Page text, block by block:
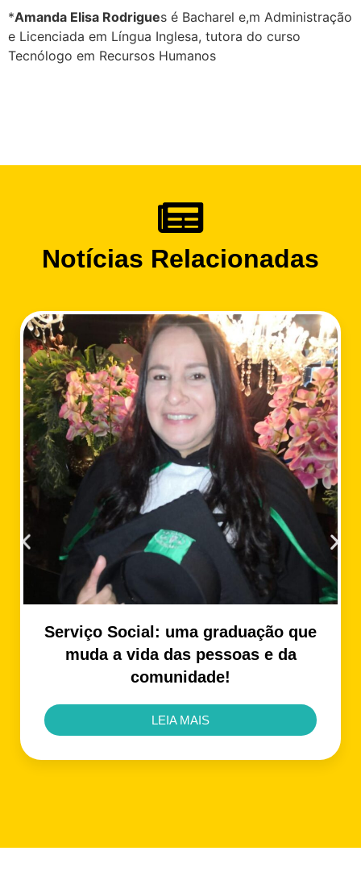
*Amanda Elisa Rodrigues é Bacharel e,m Administração
e Licenciada em Língua Inglesa, tutora do curso
Tecnólogo em Recursos Humanos
Notícias Relacionadas
Serviço Social: uma graduação que
muda a vida das pessoas e da
comunidade!
LEIA MAIS